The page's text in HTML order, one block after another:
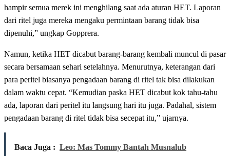
hampir semua merek ini menghilang saat ada aturan HET. Laporan
dari ritel juga mereka mengaku permintaan barang tidak bisa
dipenuhi,” ungkap Gopprera.
Namun, ketika HET dicabut barang-barang kembali muncul di pasar
secara bersamaan sehari setelahnya. Menurutnya, keterangan dari
para peritel biasanya pengadaan barang di ritel tak bisa dilakukan
dalam waktu cepat. “Kemudian paska HET dicabut kok tahu-tahu
ada, laporan dari peritel itu langsung hari itu juga. Padahal, sistem
pengadaan barang di ritel tidak bisa secepat itu,” ujarnya.
Baca Juga : Leo: Mas Tommy Bantah Musnalub